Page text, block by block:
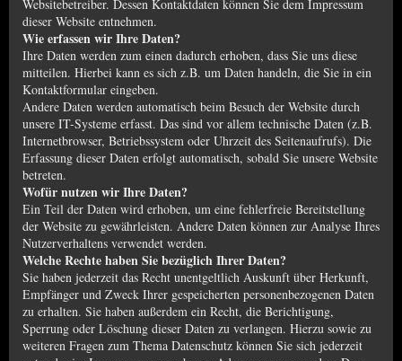
Websitebetreiber. Dessen Kontaktdaten können Sie dem Impressum
dieser Website entnehmen.
Wie erfassen wir Ihre Daten?
Ihre Daten werden zum einen dadurch erhoben, dass Sie uns diese
mitteilen. Hierbei kann es sich z.B. um Daten handeln, die Sie in ein
Kontaktformular eingeben.
Andere Daten werden automatisch beim Besuch der Website durch
unsere IT-Systeme erfasst. Das sind vor allem technische Daten (z.B.
Internetbrowser, Betriebssystem oder Uhrzeit des Seitenaufrufs). Die
Erfassung dieser Daten erfolgt automatisch, sobald Sie unsere Website
betreten.
Wofür nutzen wir Ihre Daten?
Ein Teil der Daten wird erhoben, um eine fehlerfreie Bereitstellung
der Website zu gewährleisten. Andere Daten können zur Analyse Ihres
Nutzerverhaltens verwendet werden.
Welche Rechte haben Sie bezüglich Ihrer Daten?
Sie haben jederzeit das Recht unentgeltlich Auskunft über Herkunft,
Empfänger und Zweck Ihrer gespeicherten personenbezogenen Daten
zu erhalten. Sie haben außerdem ein Recht, die Berichtigung,
Sperrung oder Löschung dieser Daten zu verlangen. Hierzu sowie zu
weiteren Fragen zum Thema Datenschutz können Sie sich jederzeit